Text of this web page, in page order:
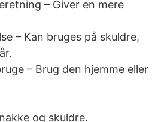
– Giver en mere
– Kan bruges på skuldre,
– Brug den hjemme eller
og skuldre.